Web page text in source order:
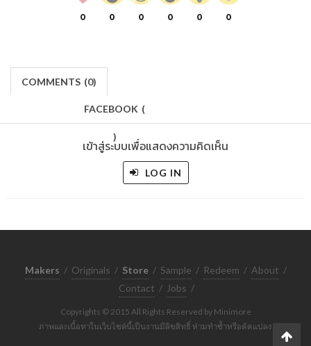
0 0 0 0 0 0
COMMENTS (0)
FACEBOOK (
)
เข้าสู่ระบบเพื่อแสดงความคิดเห็น
LOG IN
Makers / Originals / Store / Sample / Redeem / About /
Contact / Jobs /
Copyrights © 2015 All Rights Reserved by Minimore
ภาพและเนื้อหาในเว็บไซต์นี้เป็นงานมีลิขสิทธิ์ ห้ามทำซ้ำหรือดัดแปลง